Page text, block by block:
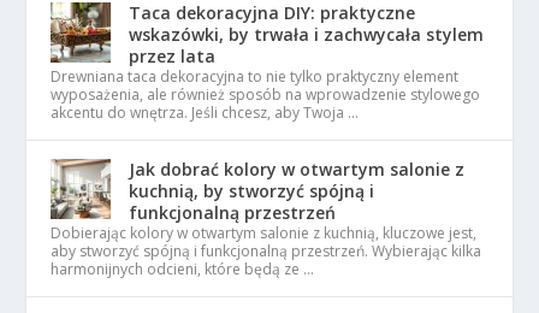
Taca dekoracyjna DIY: praktyczne
wskazówki, by trwała i zachwycała stylem
przez lata
Drewniana taca dekoracyjna to nie tylko praktyczny element
wyposażenia, ale również sposób na wprowadzenie stylowego
akcentu do wnętrza. Jeśli chcesz, aby Twoja …
Jak dobrać kolory w otwartym salonie z
kuchnią, by stworzyć spójną i
funkcjonalną przestrzeń
Dobierając kolory w otwartym salonie z kuchnią, kluczowe jest,
aby stworzyć spójną i funkcjonalną przestrzeń. Wybierając kilka
harmonijnych odcieni, które będą ze …